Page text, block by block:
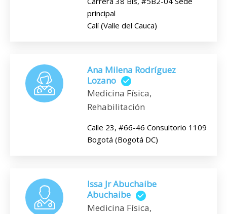
principal
Calí (Valle del Cauca)
Ana Milena Rodríguez
Lozano
Medicina Física,
Rehabilitación
Calle 23, #66-46 Consultorio 1109
Bogotá (Bogotá DC)
Issa Jr Abuchaibe
Abuchaibe
Medicina Física,